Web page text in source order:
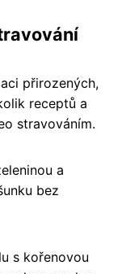
přirozených,
receptů a
stravováním.
a
bez
s kořenovou